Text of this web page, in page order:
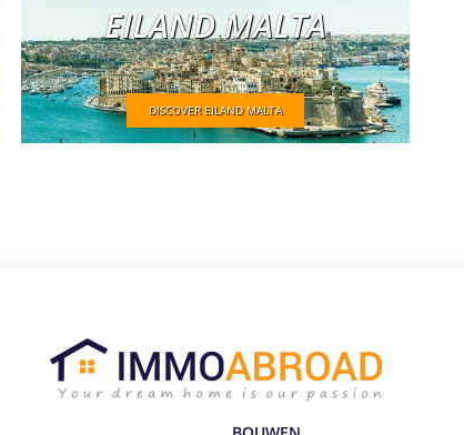
EILAND MALTA
DISCOVER EILAND MALTA